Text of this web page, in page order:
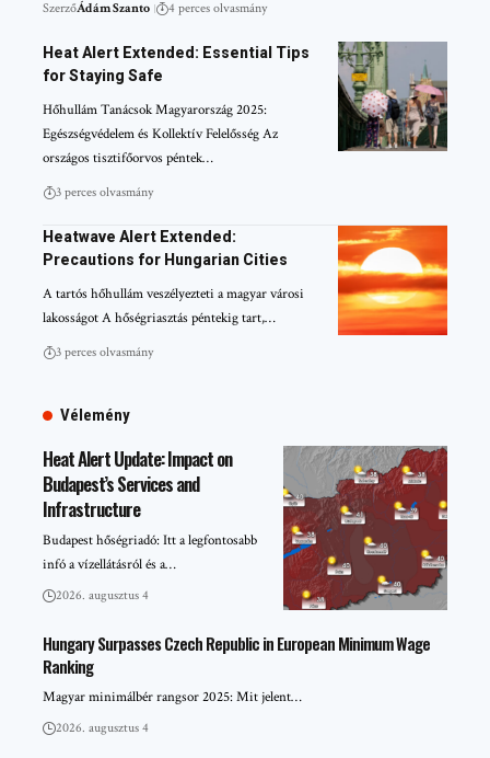
SzerzőÁdám Szanto 4 perces olvasmány
Heat Alert Extended: Essential Tips
for Staying Safe
Hőhullám Tanácsok Magyarország 2025:
Egészségvédelem és Kollektív Felelősség Az
országos tisztifőorvos péntek…
3 perces olvasmány
Heatwave Alert Extended:
Precautions for Hungarian Cities
A tartós hőhullám veszélyezteti a magyar városi
lakosságot A hőségriasztás péntekig tart,…
3 perces olvasmány
Vélemény
Heat Alert Update: Impact on
Budapest’s Services and
Infrastructure
Budapest hőségriadó: Itt a legfontosabb
infó a vízellátásról és a…
2026. augusztus 4
Hungary Surpasses Czech Republic in European Minimum Wage
Ranking
Magyar minimálbér rangsor 2025: Mit jelent…
2026. augusztus 4